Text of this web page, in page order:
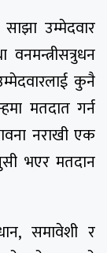
उम्मेदवार
कुनै
मतदात गर्न
नराखी एक
भएर मतदान
समावेशी र